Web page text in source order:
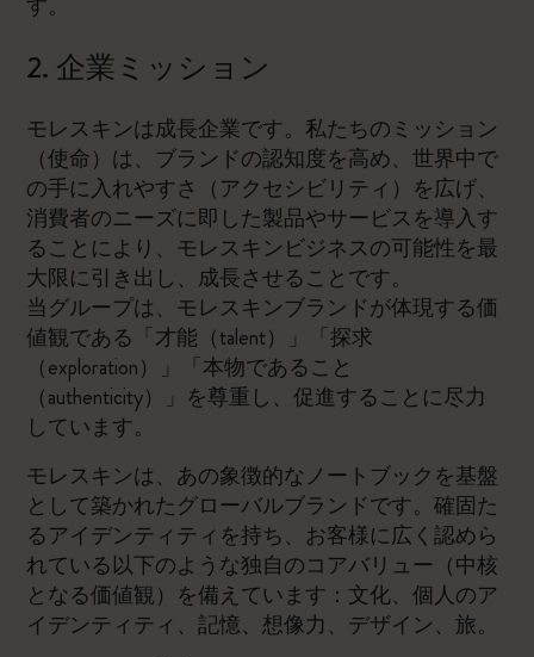
2. 企業ミッション
モレスキンは成長企業です。私たちのミッション
（使命）は、ブランドの認知度を高め、世界中で
の手に入れやすさ（アクセシビリティ）を広げ、
消費者のニーズに即した製品やサービスを導入す
ることにより、モレスキンビジネスの可能性を最
大限に引き出し、成長させることです。
当グループは、モレスキンブランドが体現する価
値観である「才能（talent）」「探求
（exploration）」「本物であること
（authenticity）」を尊重し、促進することに尽力
しています。
モレスキンは、あの象徴的なノートブックを基盤
として築かれたグローバルブランドです。確固た
るアイデンティティを持ち、お客様に広く認めら
れている以下のような独自のコアバリュー（中核
となる価値観）を備えています：文化、個人のア
イデンティティ、記憶、想像力、デザイン、旅。